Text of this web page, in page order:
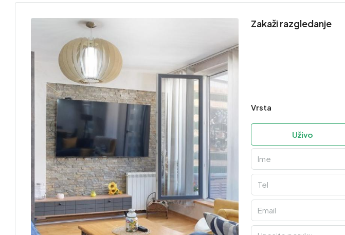
Zakaži razgledanje
Vrsta
Uživo